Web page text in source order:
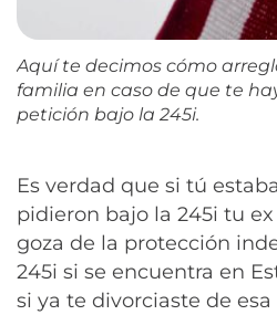
Aquí te decimos cómo
familia en caso de que te
petición bajo la 245i.
Es verdad que si tú
pidieron bajo la 245i tu ex
goza de la protección
245i si se encuentra en
si ya te divorciaste de